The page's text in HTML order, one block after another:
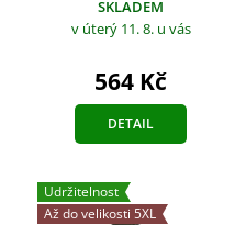
SKLADEM
v úterý 11. 8. u vás
564 Kč
DETAIL
Udržitelnost
Až do velikosti 5XL